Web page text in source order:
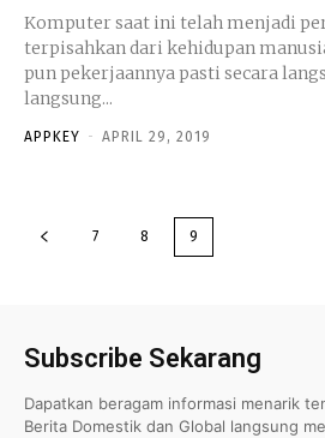
Komputer saat ini telah menjadi
terpisahkan dari kehidupan
pun pekerjaannya pasti secara
langsung...
APPKEY - APRIL 29, 2019
7 8 9
Subscribe Sekarang
Dapatkan beragam informasi menarik
Berita Domestik dan Global langsung